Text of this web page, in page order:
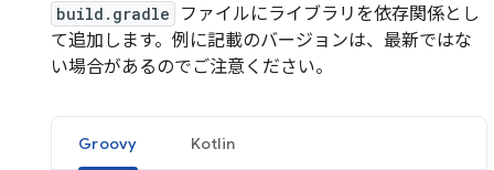
build.gradle
ファイルにライブラリを依存関係とし
て追加します。例に記載のバージョンは、最新ではな
い場合があるのでご注意ください。
Groovy Kotlin